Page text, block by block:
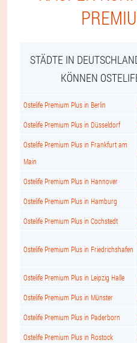
STÄDTE IN
KÖNNEN
Ostelife Premium Plus in Berlin
Ostelife Premium Plus in Düsseldorf
Ostelife Premium Plus in Frankfurt am
Main
Ostelife Premium Plus in Hannover
Ostelife Premium Plus in Hamburg
Ostelife Premium Plus in Cochstedt
Ostelife Premium Plus in Friedrichshafen
Ostelife Premium Plus in Leipzig Halle
Ostelife Premium Plus in Münster
Ostelife Premium Plus in Paderborn
Ostelife Premium Plus in Rostock